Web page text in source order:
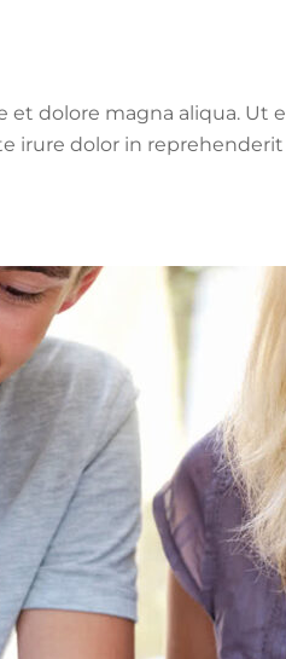
dolore magna aliqua. Ut
irure dolor in